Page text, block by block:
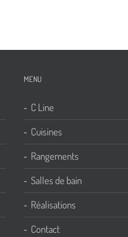
MENU
C Line
Cuisines
Rangements
Salles de bain
Réalisations
Contact